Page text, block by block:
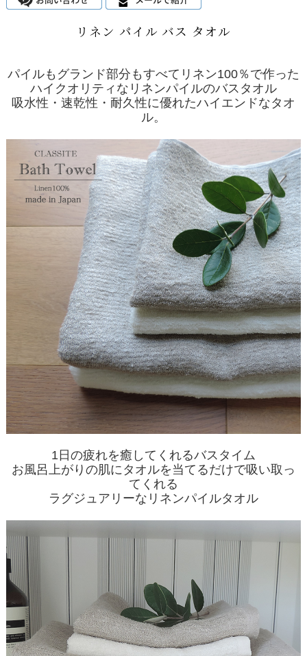
リネン パイル バス タオル
パイルもグランド部分もすべてリネン100％で作った
ハイクオリティなリネンパイルのバスタオル
吸水性・速乾性・耐久性に優れたハイエンドなタオ
ル。
1日の疲れを癒してくれるバスタイム
お風呂上がりの肌にタオルを当てるだけで吸い取っ
てくれる
ラグジュアリーなリネンパイルタオル